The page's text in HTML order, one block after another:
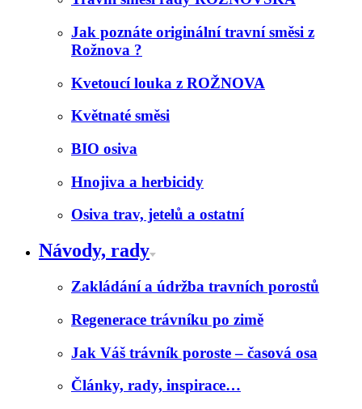
Jak poznáte originální travní směsi z
Rožnova ?
Kvetoucí louka z ROŽNOVA
Květnaté směsi
BIO osiva
Hnojiva a herbicidy
Osiva trav, jetelů a ostatní
Návody, rady
Zakládání a údržba travních porostů
Regenerace trávníku po zimě
Jak Váš trávník poroste – časová osa
Články, rady, inspirace…